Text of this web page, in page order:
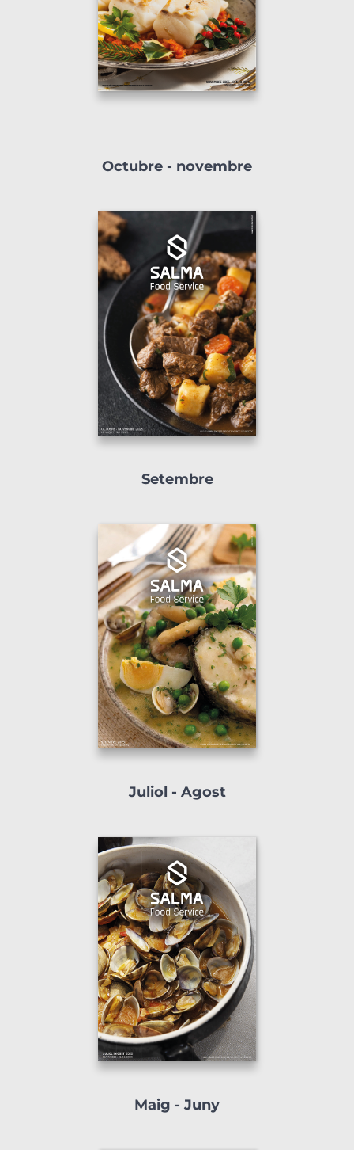
Octubre - novembre
Setembre
Juliol - Agost
Maig - Juny